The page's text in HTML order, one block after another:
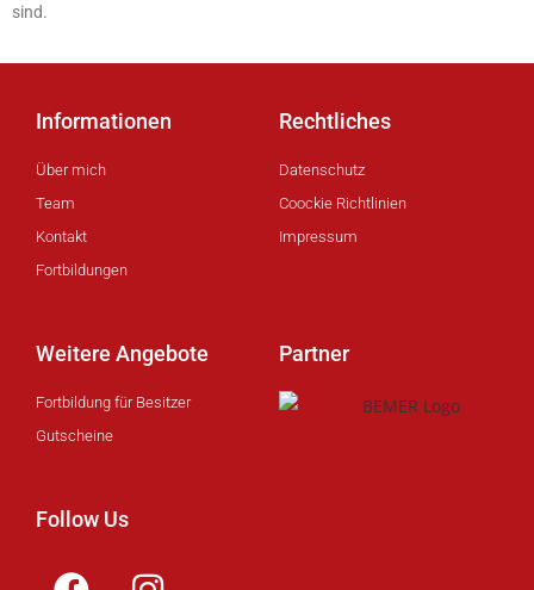
sind.
Informationen
Über mich
Team
Kontakt
Fortbildungen
Rechtliches
Datenschutz
Coockie Richtlinien
Impressum
Weitere Angebote
Fortbildung für Besitzer
Gutscheine
Partner
Follow Us